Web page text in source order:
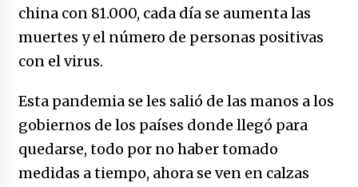
caerle
31/12/2025
31/12/2025
El aumento del mínimo causa escozor en
pueblo colombiano
31/12/2025
china con 81.000, cada día se aumenta las
muertes y el número de personas positivas
con el virus.
Esta pandemia se les salió de las manos a los
gobiernos de los países donde llegó para
quedarse, todo por no haber tomado
medidas a tiempo, ahora se ven en calzas